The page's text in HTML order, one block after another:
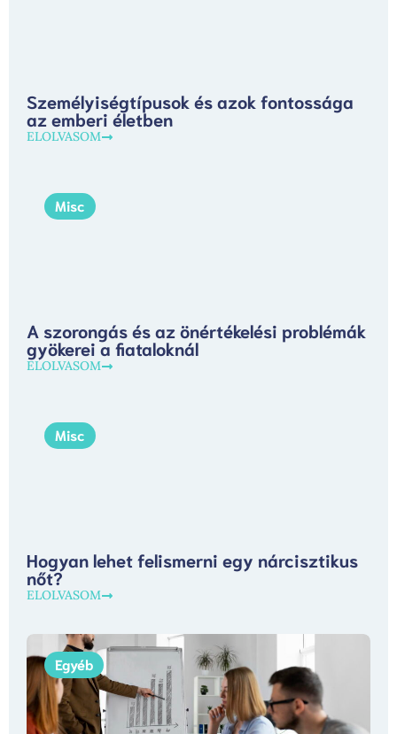
Személyiségtípusok és azok fontossága
az emberi életben
ELOLVASOM
Misc
A szorongás és az önértékelési problémák
gyökerei a fiataloknál
ELOLVASOM
Misc
Hogyan lehet felismerni egy nárcisztikus
nőt?
ELOLVASOM
Egyéb